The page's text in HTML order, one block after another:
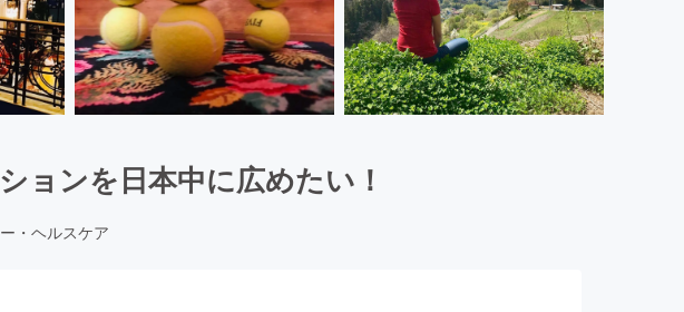
ョンを日本中に広めたい！
・ヘルスケア